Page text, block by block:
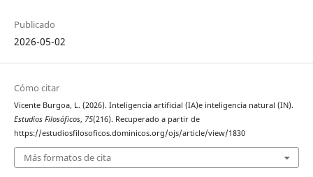
Publicado
2026-05-02
Cómo citar
Vicente Burgoa, L. (2026). Inteligencia artificial (IA)e inteligencia natural (IN).
Estudios Filosóficos, 75(216). Recuperado a partir de
https://estudiosfilosoficos.dominicos.org/ojs/article/view/1830
Más formatos de cita